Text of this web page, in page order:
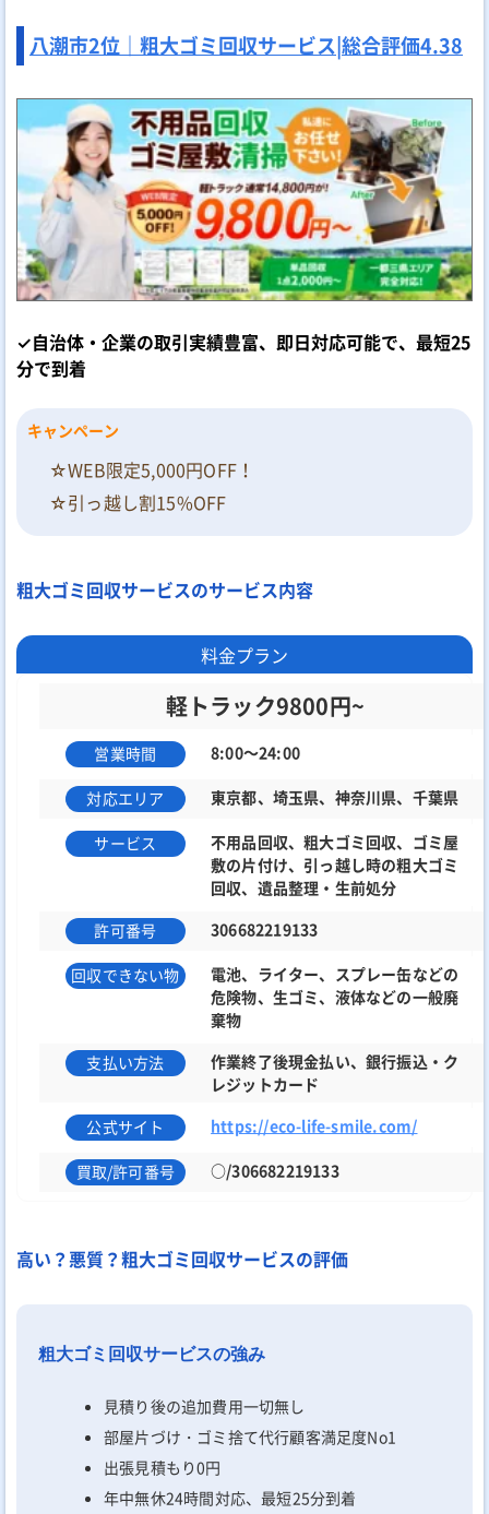
八潮市2位｜粗大ゴミ回収サービス|総合評価4.38
✓自治体・企業の取引実績豊富、即日対応可能で、最短25
分で到着
キャンペーン
☆WEB限定5,000円OFF！
☆引っ越し割15%OFF
粗大ゴミ回収サービスのサービス内容
料金プラン
軽トラック9800円~
営業時間 8:00～24:00
対応エリア 東京都、埼玉県、神奈川県、千葉県
サービス
不用品回収、粗大ゴミ回収、ゴミ屋
敷の片付け、引っ越し時の粗大ゴミ
回収、遺品整理・生前処分
許可番号
306682219133
回収できない物
電池、ライター、スプレー缶などの
危険物、生ゴミ、液体などの一般廃
棄物
支払い方法
作業終了後現金払い、銀行振込・ク
レジットカード
公式サイト
https://eco-life-smile.com/
買取/許可番号 ○/306682219133
高い？悪質？粗大ゴミ回収サービスの評価
粗大ゴミ回収サービスの強み
見積り後の追加費用一切無し
部屋片づけ・ゴミ捨て代行顧客満足度No1
出張見積もり0円
年中無休24時間対応、最短25分到着